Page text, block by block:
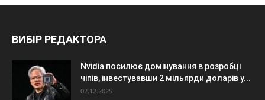
ВИБІР РЕДАКТОРА
Nvidia посилює домінування в розробці
чіпів, інвестувавши 2 мільярди доларів у...
02.12.2025